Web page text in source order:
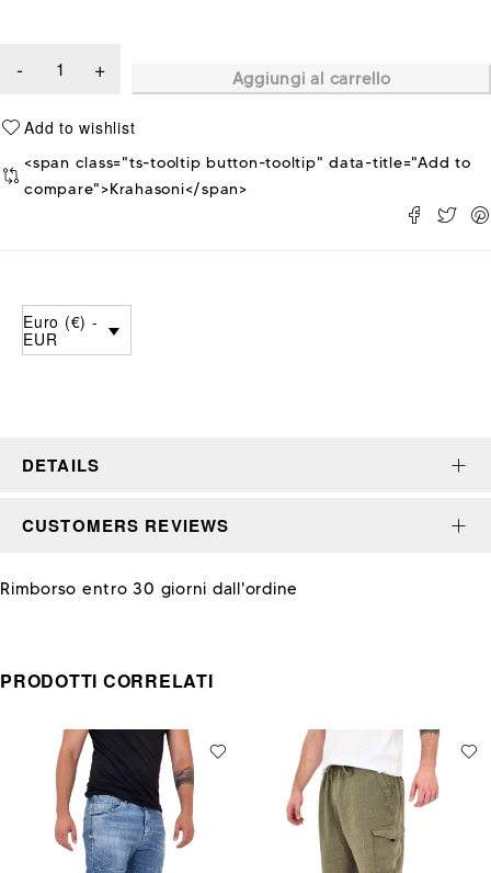
Aggiungi al carrello
<span class="ts-tooltip button-tooltip" data-title="Add to
compare">Krahasoni</span>
Euro (€) -
EUR
DETAILS
CUSTOMERS REVIEWS
Rimborso entro 30 giorni dall'ordine
PRODOTTI CORRELATI